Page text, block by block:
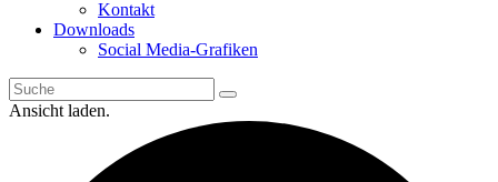
Kontakt
Downloads
Social Media-Grafiken
Ansicht laden.